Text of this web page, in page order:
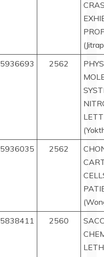
5936693 2562
5936035 2562
5838411 2560